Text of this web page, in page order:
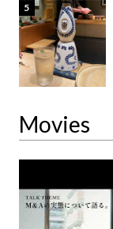
5
Movies